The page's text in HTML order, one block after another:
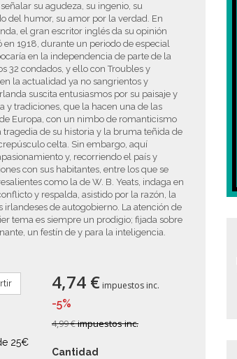
su agudeza, su ingenio, su
del humor, su amor por la verdad. En
el gran escritor inglés da su opinión
en 1918, durante un periodo de especial
en la independencia de parte de la
32 condados, y ello con Troubles y
la actualidad ya no sangrientos y
suscita entusiasmos por su paisaje y
y tradiciones, que la hacen una de las
Europa, con un nimbo de romanticismo
de su historia y la bruma teñida de
celta. Sin embargo, aquí
y, recorriendo el país y
con sus habitantes, entre los que se
como la de W. B. Yeats, indaga en
y respalda, asistido por la razón, la
irlandeses de autogobierno. La atención de
tema es siempre un prodigio; fijada sobre
un festín de y para la inteligencia.
25€
4,74 € impuestos inc.
-5%
4,99 €impuestos inc.
Cantidad